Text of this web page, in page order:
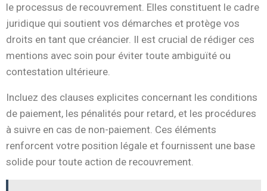
le processus de recouvrement. Elles constituent le cadre
juridique qui soutient vos démarches et protège vos
droits en tant que créancier. Il est crucial de rédiger ces
mentions avec soin pour éviter toute ambiguïté ou
contestation ultérieure.
Incluez des clauses explicites concernant les conditions
de paiement, les pénalités pour retard, et les procédures
à suivre en cas de non-paiement. Ces éléments
renforcent votre position légale et fournissent une base
solide pour toute action de recouvrement.